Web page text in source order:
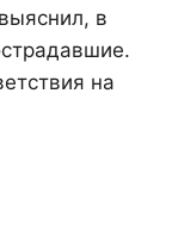
в
на